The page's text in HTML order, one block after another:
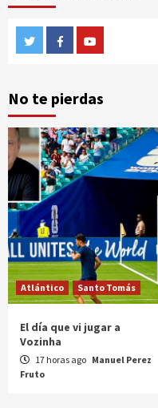
TwitterFacebook
No te pierdas
Atlántico Santo Tomás
El día que vi jugar a
Vozinha
17 horas ago Manuel Perez
Fruto